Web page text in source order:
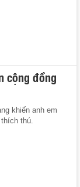
cộng đồng
khiến anh em
thú.